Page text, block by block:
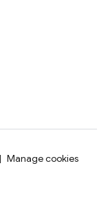
Manage cookies